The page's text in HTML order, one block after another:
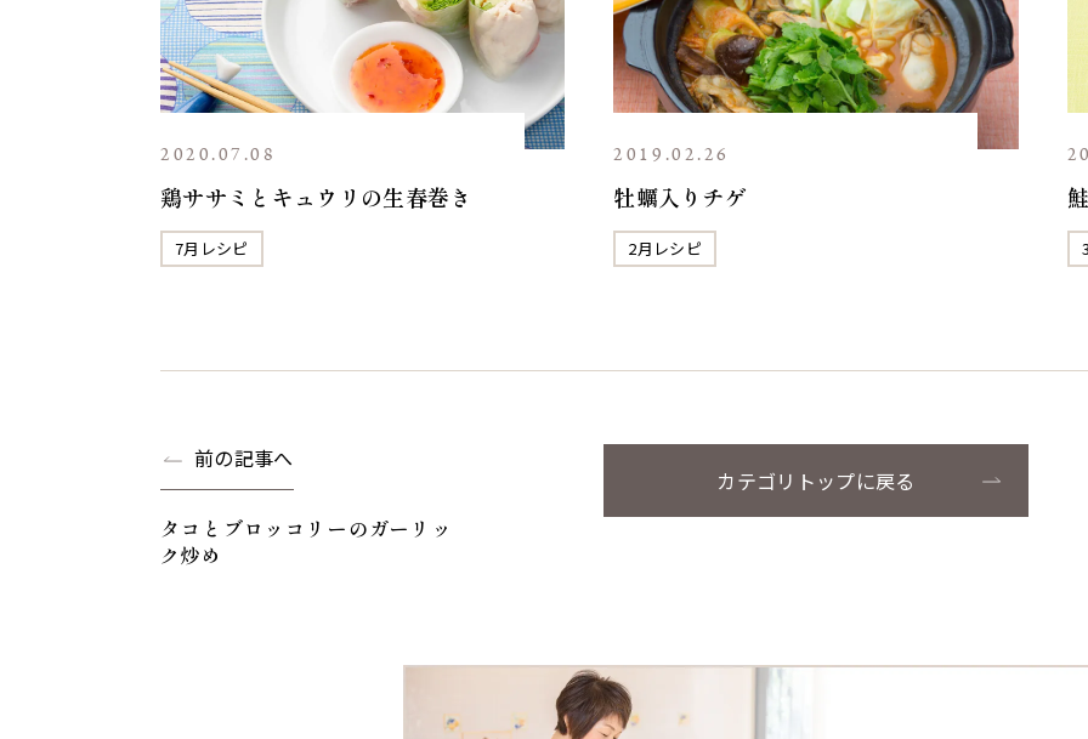
2020.07.08
鶏ササミとキュウリの生春巻き
7月レシピ
2019.02.26
牡蠣入りチゲ
2月レシピ
前の記事へ
タコとブロッコリーのガーリッ
ク炒め
カテゴリトップに戻る